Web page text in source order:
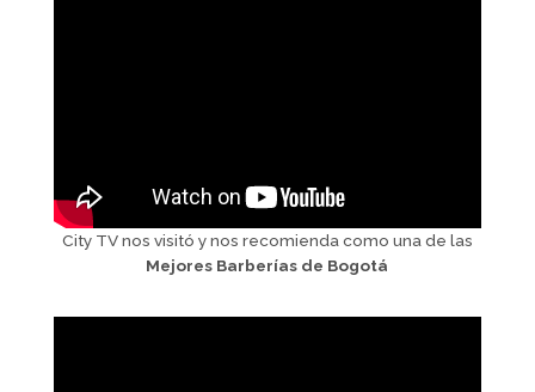
City TV nos visitó y nos recomienda como una de las
Mejores Barberías de Bogotá